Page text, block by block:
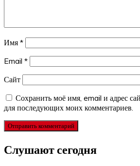
Имя *
Email *
Сайт
Сохранить моё имя, email и адрес
для последующих моих комментариев.
Слушают сегодня